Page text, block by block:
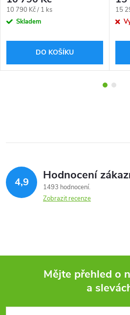
Měrná
cena:
10 790 Kč / 1 ks
Skladem
DO KOŠÍKU
cena:
15
4,9 Hodnocení
1493 hodnocení
Zobrazit recenze
Mějte přehled o
a